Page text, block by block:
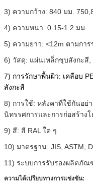
3) ความกว้าง: 840 มม.
4) ความหนา: 0.15-1.2 มม
5) ความยาว: <12m ตามกา
6) วัสดุ: แผ่นเหล็กชุบสังกะสี
7) การรักษาพื้นผิว: เคลือบ
สังกะสี
8) การใช้: หลังคาที่ใช้กันอย่
นิทรรศการและการก่อสร้างโ
9) สี: สี RAL ใด ๆ
10) มาตรฐาน: JIS, ASTM,
11) ระบบการรับรองผลิตภัณ
ความได้เปรียบทางการแข่งขัน: